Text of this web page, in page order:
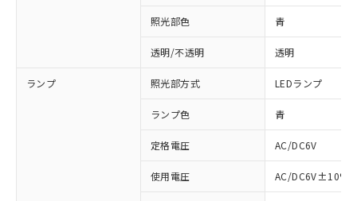
照光部色 青
透明/不透明 透明
ランプ 照光部方式 LEDランプ
ランプ色 青
定格電圧 AC/DC6V
使用電圧 AC/DC6V±10%
ご利用条件
以下の条件をお読みいただき、同意のうえ
対応済み：EU RoHS指令（10物質）の
非含有に対応した製品が提供可能な商品で
対応予定：EU RoHS指令（10物質）の非含
有に対応した製品に切り替える予定のある
対応予定なし：EU RoHS指令（10物質）の
非含有に非対応の商品で、対応品を出す予